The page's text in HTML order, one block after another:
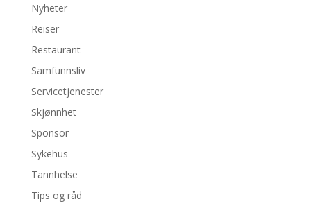
Nyheter
Reiser
Restaurant
Samfunnsliv
Servicetjenester
Skjønnhet
Sponsor
Sykehus
Tannhelse
Tips og råd